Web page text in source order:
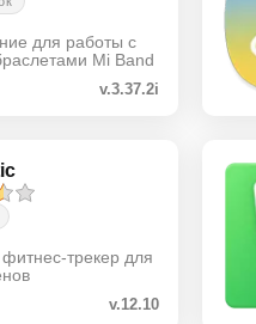
для работы с
Mi Band
v.3.37.2i
трекер для
v.12.10